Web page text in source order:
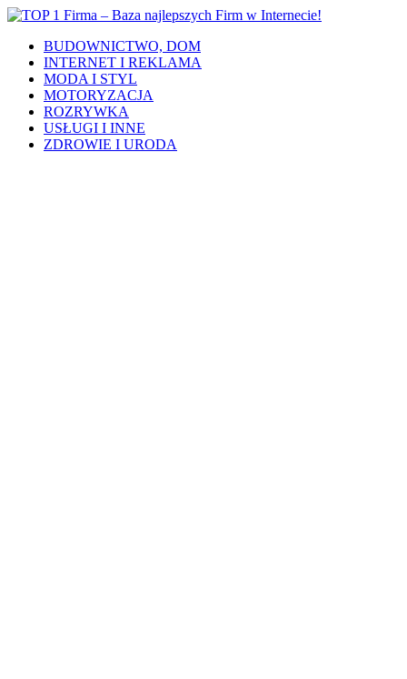
BUDOWNICTWO, DOM
INTERNET I REKLAMA
MODA I STYL
MOTORYZACJA
ROZRYWKA
USŁUGI I INNE
ZDROWIE I URODA